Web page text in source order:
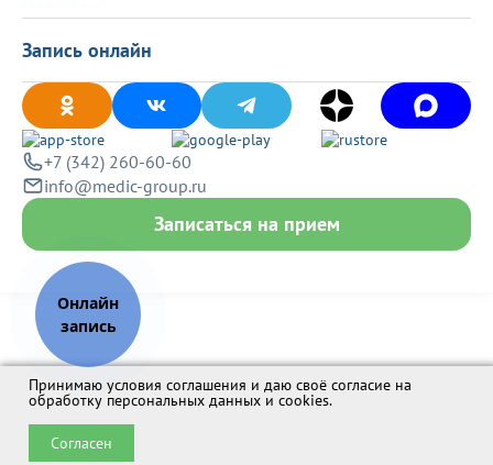
Запись онлайн
+7 (342) 260-60-60
info@medic-group.ru
Записаться на прием
Принимаю условия соглашения и даю своё согласие на
обработку персональных данных и cookies.
Согласен